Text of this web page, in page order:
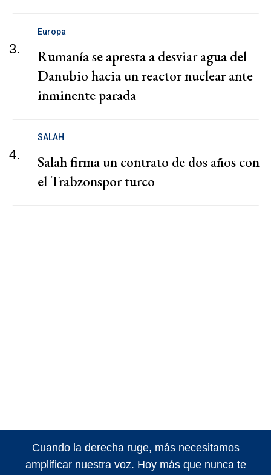
3.
Europa
Rumanía se apresta a desviar agua del
Danubio hacia un reactor nuclear ante
inminente parada
4.
SALAH
Salah firma un contrato de dos años con
el Trabzonspor turco
Cuando la derecha ruge, más necesitamos
amplificar nuestra voz. Hoy más que nunca te